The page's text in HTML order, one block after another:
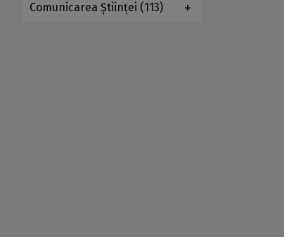
Comunicarea Ştiinţei (113)